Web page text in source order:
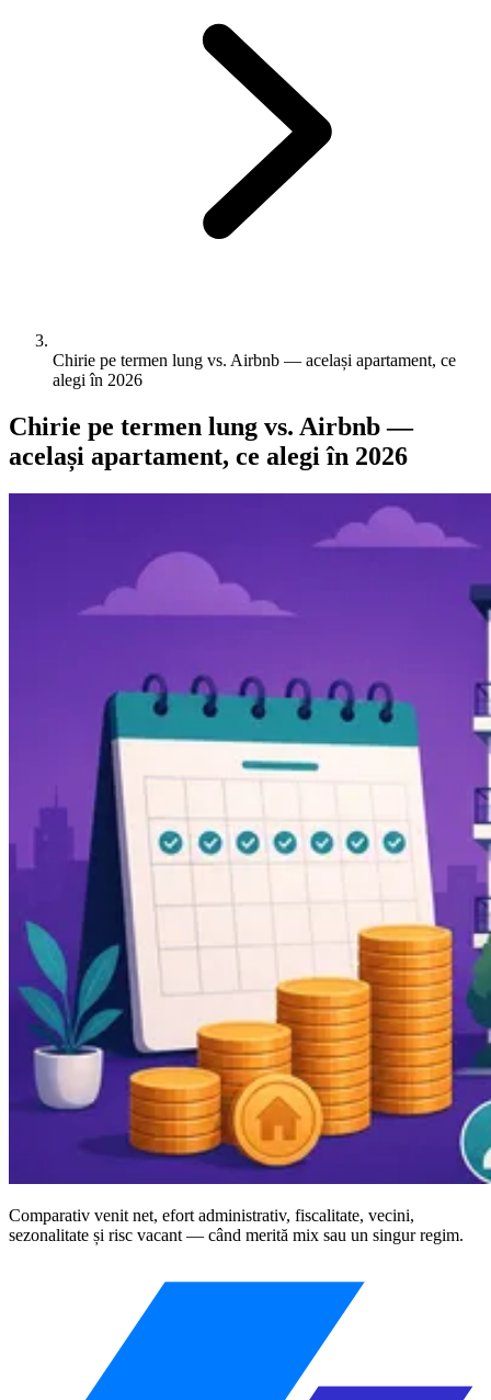
Chirie pe termen lung vs. Airbnb — același apartament, ce
alegi în 2026
Chirie pe termen lung vs. Airbnb —
același apartament, ce alegi în 2026
Comparativ venit net, efort administrativ, fiscalitate, vecini,
sezonalitate și risc vacant — când merită mix sau un singur regim.